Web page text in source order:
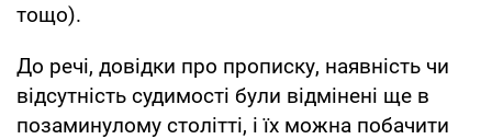
тощо).
До речі, довідки про прописку, наявність чи
відсутність судимості були відмінені ще в
позаминулому столітті, і їх можна побачити